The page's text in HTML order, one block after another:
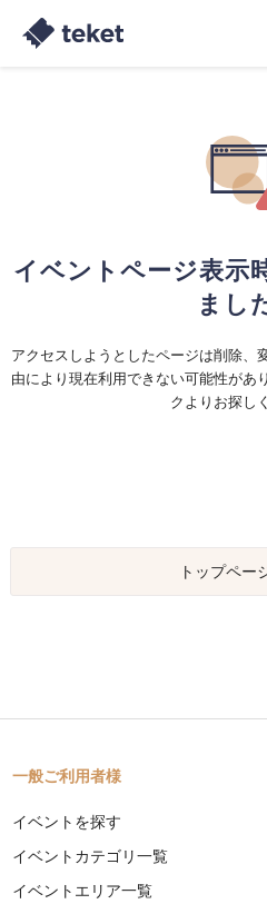
イベントページ表示
まし
アクセスしようとしたページは削除、
由により現在利用できない可能性があ
クよりお探し
トップペー
一般ご利用者様
イベントを探す
イベントカテゴリ一覧
イベントエリア一覧